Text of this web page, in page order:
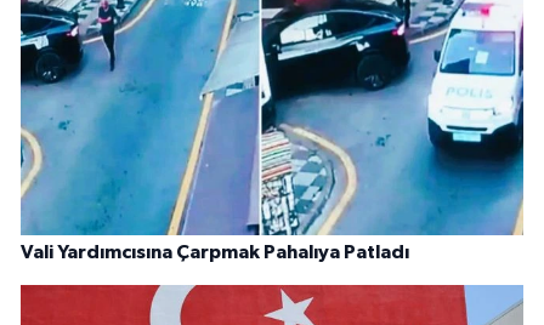
Vali Yardımcısına Çarpmak Pahalıya Patladı